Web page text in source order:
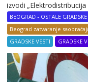
izvodi „Elektrodistribucija
BEOGRAD - OSTALE GRADSKE
Beograd zatvaranje
GRADSKE VESTI
GRADSKE